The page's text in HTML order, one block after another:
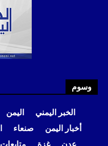
وسوم
الخبر اليمني اليمن
أخبار اليمن
صنعاء